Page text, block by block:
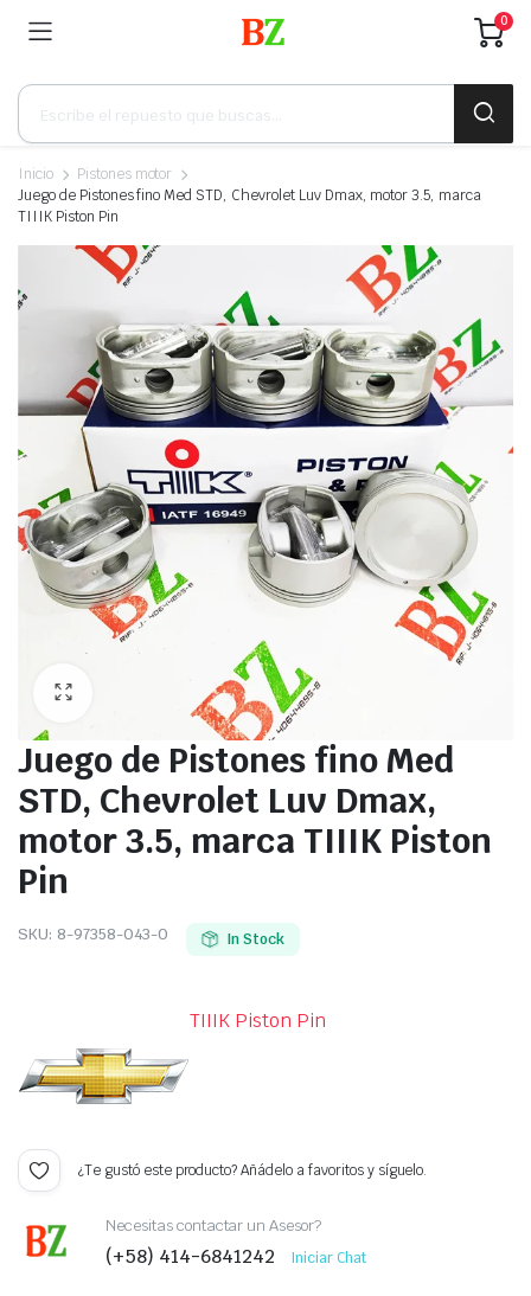
0
Búsqueda
productos
Inicio
Pistones motor
Juego de Pistones fino Med STD, Chevrolet Luv Dmax, motor 3.5, marca
TIIIK Piston Pin
Juego de Pistones fino Med
STD, Chevrolet Luv Dmax,
motor 3.5, marca TIIIK Piston
Pin
SKU: 8-97358-043-0 In Stock
TIIIK Piston Pin
¿Te gustó este producto? Añádelo a favoritos y síguelo.
Necesitas contactar un Asesor?
(+58) 414-6841242 Iniciar Chat